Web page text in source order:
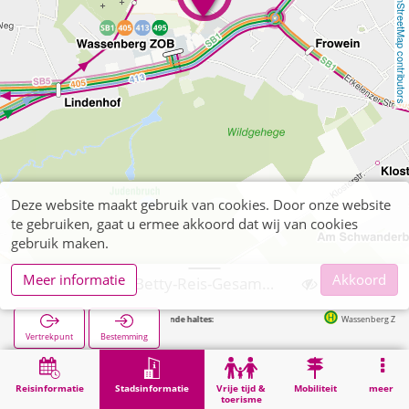
OpenStreetMap contributors
Reisinformatie Stadsinformatie
Vrije tijd &
toerisme
Mobiliteit meer
Vertrekpunt Bestemming
Volgende haltes: Wassenberg ZOB in
Stadsinformatie Opleiding Wassenberg, Betty-Reis-Gesamtschule
Deze website maakt gebruik van cookies. Door onze website
te gebruiken, gaat u ermee akkoord dat wij van cookies
gebruik maken.
Meer informatie
Akkoord